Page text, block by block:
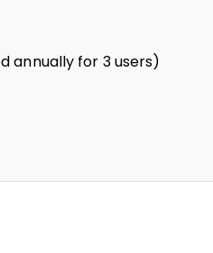
annually for 3 users)